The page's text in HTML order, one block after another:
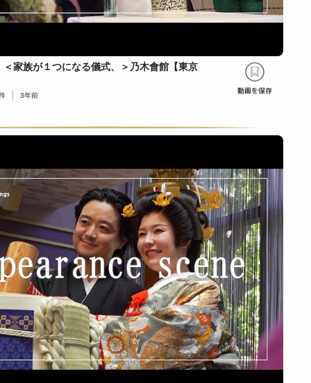
＜家族が１つになる儀式、＞乃木會館【東京
3年前